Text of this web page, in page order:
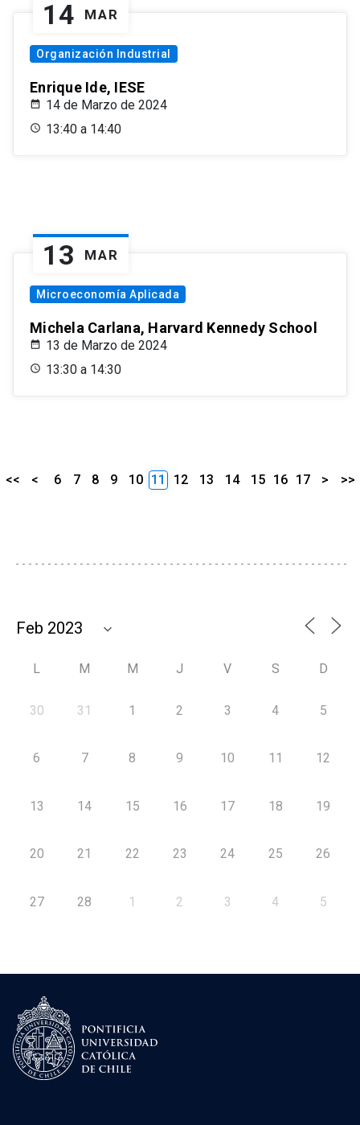
14 MAR
Organización Industrial
Enrique Ide, IESE
14 de Marzo de 2024
13:40 a 14:40
13 MAR
Microeconomía Aplicada
Michela Carlana, Harvard Kennedy School
13 de Marzo de 2024
13:30 a 14:30
<< < 6 7 8 9 10 11 12 13 14 15 16 17 > >>
L M M J V S D
30 31 1 2 3 4 5
6 7 8 9 10 11 12
13 14 15 16 17 18 19
20 21 22 23 24 25 26
27 28 1 2 3 4 5